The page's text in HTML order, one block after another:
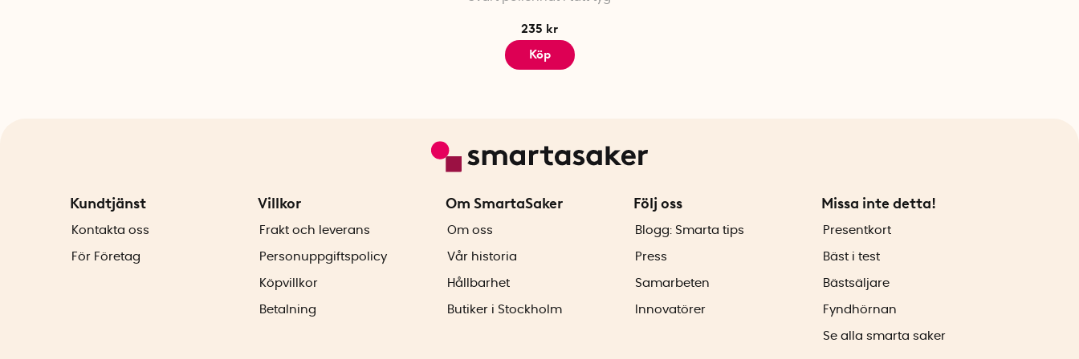
235 kr
Köp
Kundtjänst
Kontakta oss
För Företag
Villkor
Frakt och leverans
Personuppgiftspolicy
Köpvillkor
Betalning
Om SmartaSaker
Om oss
Vår historia
Hållbarhet
Butiker i Stockholm
Följ oss
Blogg: Smarta tips
Press
Samarbeten
Innovatörer
Missa inte detta!
Presentkort
Bäst i test
Bästsäljare
Fyndhörnan
Se alla smarta saker